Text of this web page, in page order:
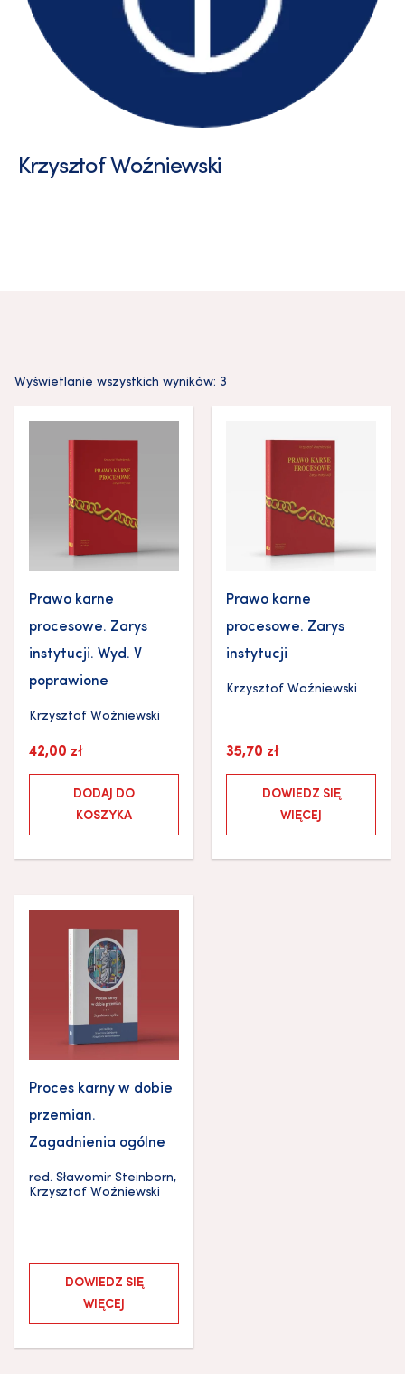
Krzysztof Woźniewski
Wyświetlanie wszystkich wyników: 3
Prawo karne
procesowe. Zarys
instytucji. Wyd. V
poprawione
Krzysztof Woźniewski
42,00 zł
DODAJ DO
KOSZYKA
Prawo karne
procesowe. Zarys
instytucji
Krzysztof Woźniewski
35,70 zł
DOWIEDZ SIĘ
WIĘCEJ
Proces karny w dobie
przemian.
Zagadnienia ogólne
red. Sławomir Steinborn,
Krzysztof Woźniewski
DOWIEDZ SIĘ
WIĘCEJ